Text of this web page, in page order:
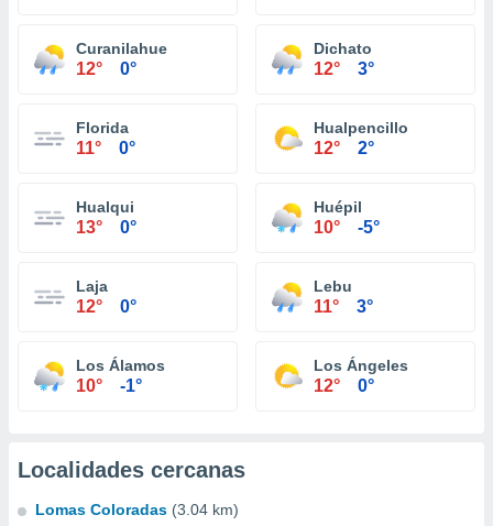
Curanilahue
12° 0°
Dichato
12° 3°
Florida
11° 0°
Hualpencillo
12° 2°
Hualqui
13° 0°
Huépil
10° -5°
Laja
12° 0°
Lebu
11° 3°
Los Álamos
10° -1°
Los Ángeles
12° 0°
Localidades cercanas
Lomas Coloradas (3.04 km)